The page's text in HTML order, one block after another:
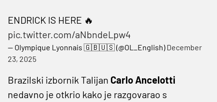
ENDRICK IS HERE 🔥
pic.twitter.com/aNbndeLpw4
— Olympique Lyonnais 🇬🇧🇺🇸 (@OL_English)December
23, 2025
Brazilski izbornik Talijan Carlo Ancelotti
nedavno je otkrio kako je razgovarao s